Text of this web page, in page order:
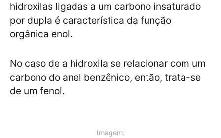
hidroxilas ligadas a um carbono insaturado
por dupla é característica da função
orgânica enol.
No caso de a hidroxila se relacionar com um
carbono do anel benzênico, então, trata-se
de um fenol.
Imagem: